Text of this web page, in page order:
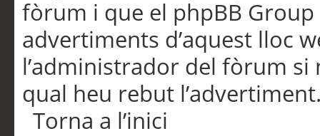
fòrum i que el phpBB
advertiments d’aquest lloc
l’administrador del fòrum
qual heu rebut
Torna a l’inici